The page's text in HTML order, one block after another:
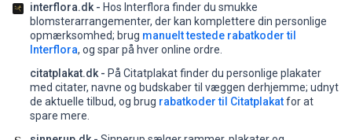
interflora.dk - Hos Interflora finder du smukke
blomsterarrangementer, der kan komplettere din personlige
opmærksomhed; brug manuelt testede rabatkoder til
Interflora, og spar på hver online ordre.
citatplakat.dk - På Citatplakat finder du personlige plakater
med citater, navne og budskaber til væggen derhjemme; udnyt
de aktuelle tilbud, og brug rabatkoder til Citatplakatfor at
spare mere.